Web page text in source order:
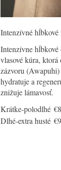
Intenzívné hĺbkové
Intenzívne
vlasové kúra,
zázvoru
hydratuje a
Krátke-polodlhé
Dlhé-extra husté